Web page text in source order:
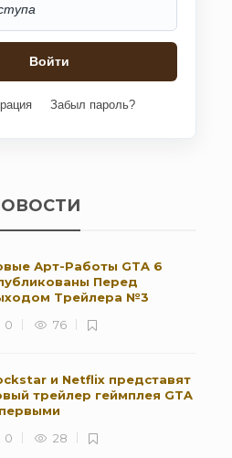
Забыл пароль?
Арт-Работы GTA 6
Перед
Трейлера №3
0
76
и Netflix представят
трейлер геймплея GTA
0
28